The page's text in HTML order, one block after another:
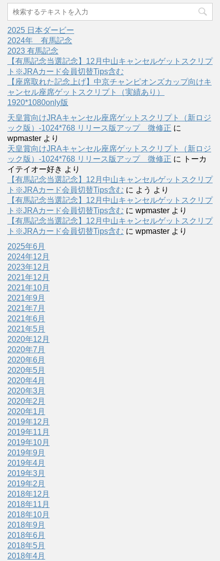
2025 日本ダービー
2024年 有馬記念
2023 有馬記念
【有馬記念当選記念】12月中山キャンセルゲットスクリプ
ト※JRAカード会員切替Tips含む
【座席取れた記念上げ】中京チャンピオンズカップ向けキ
ャンセル座席ゲットスクリプト（実績あり）
1920*1080only版
天皇賞向けJRAキャンセル座席ゲットスクリプト（新ロジ
ック版）-1024*768 リリース版アップ 微修正 に
wpmaster より
天皇賞向けJRAキャンセル座席ゲットスクリプト（新ロジ
ック版）-1024*768 リリース版アップ 微修正 に
トーカ
イテイオー好き より
【有馬記念当選記念】12月中山キャンセルゲットスクリプ
ト※JRAカード会員切替Tips含む に よう より
【有馬記念当選記念】12月中山キャンセルゲットスクリプ
ト※JRAカード会員切替Tips含む に wpmaster より
【有馬記念当選記念】12月中山キャンセルゲットスクリプ
ト※JRAカード会員切替Tips含む に wpmaster より
2025年6月
2024年12月
2023年12月
2021年12月
2021年10月
2021年9月
2021年7月
2021年6月
2021年5月
2020年12月
2020年7月
2020年6月
2020年5月
2020年4月
2020年3月
2020年2月
2020年1月
2019年12月
2019年11月
2019年10月
2019年9月
2019年4月
2019年3月
2019年2月
2018年12月
2018年11月
2018年10月
2018年9月
2018年6月
2018年5月
2018年4月